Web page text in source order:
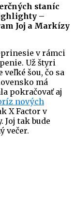
staníc
–
Joj a Markízy
v rámci
Už štyri
šou, čo sa
má
pokračovať aj
nových
X Factor v
Joj tak bude
večer.